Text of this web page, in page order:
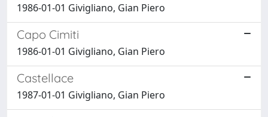
1986-01-01 Givigliano, Gian Piero
Capo Cimiti
1986-01-01 Givigliano, Gian Piero
Castellace
1987-01-01 Givigliano, Gian Piero